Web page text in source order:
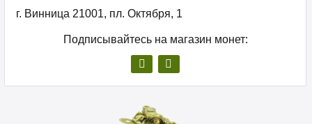
г. Винница 21001, пл. Октября, 1
Подписывайтесь на магазин монет: